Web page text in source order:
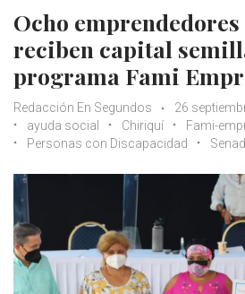
Ocho
reciben capital
programa Fami
Redacción En Segundos
26
ayuda social
Chiriquí
Fami-
Personas con Discapacidad